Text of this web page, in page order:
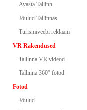
Avasta Tallinn
Jõulud Tallinnas
Turismiveebi reklaam
VR Rakendused
Tallinna VR videod
Tallinna 360° fotod
Fotod
Jõulud